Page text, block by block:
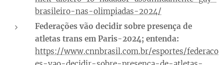
brasileiro-nas-olimpiadas-2024/
Federações vão decidir sobre presença de
atletas trans em Paris-2024; entenda:
https://www.cnnbrasil.com.br/esportes/federaco